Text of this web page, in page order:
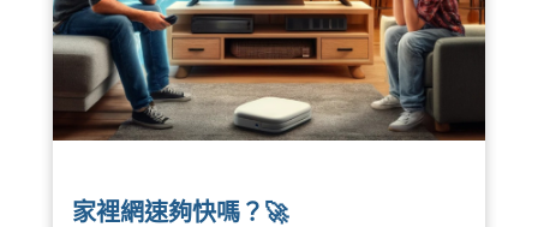
家裡網速夠快嗎？🚀